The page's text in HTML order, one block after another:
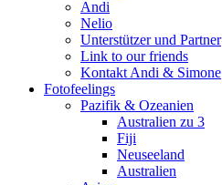
Andi
Nelio
Unterstützer und Partner
Link to our friends
Kontakt Andi & Simone
Fotofeelings
Pazifik & Ozeanien
Australien zu 3
Fiji
Neuseeland
Australien